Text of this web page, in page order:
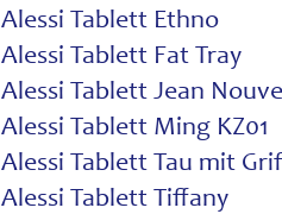
Alessi Tablett Ethno
Alessi Tablett Fat Tray
Alessi Tablett Jean
Alessi Tablett Ming KZ01
Alessi Tablett Tau mit
Alessi Tablett Tiffany